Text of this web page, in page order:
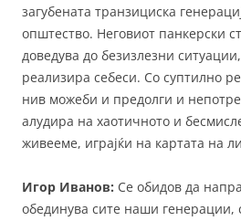
загубената транзициска
општество. Неговиот панкерски
доведува до безизлезни
реализира себеси. Со суптилно
нив можеби и предолги и
алудира на хаотичното и
живееме, играјќи на картата на
Игор Иванов: Се обидов да
обединува сите наши генерации,